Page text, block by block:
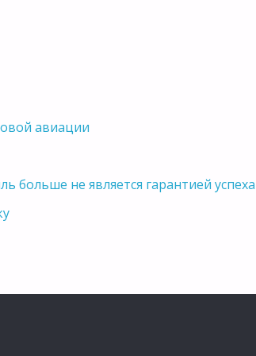
авиации
больше не является гарантией успеха